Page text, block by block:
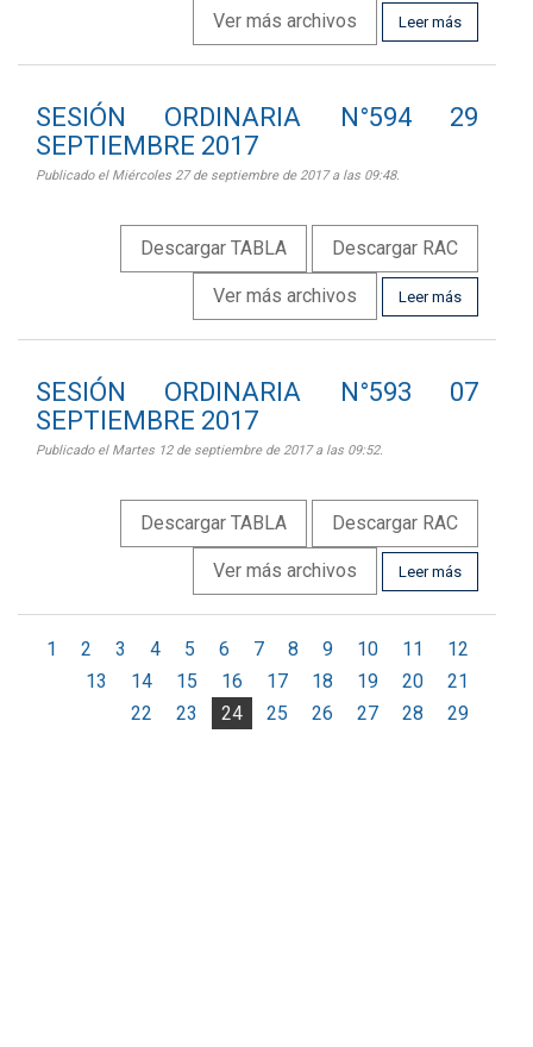
Ver más archivos Leer más
SESIÓN ORDINARIA N°594 29
SEPTIEMBRE 2017
Publicado el Miércoles 27 de septiembre de 2017 a las 09:48.
Descargar TABLA Descargar RAC
Ver más archivos Leer más
SESIÓN ORDINARIA N°593 07
SEPTIEMBRE 2017
Publicado el Martes 12 de septiembre de 2017 a las 09:52.
Descargar TABLA Descargar RAC
Ver más archivos Leer más
1 2 3 4 5 6 7 8 9 10 11
12
13
14 15 16 17 18 19 20
21
22
23 24 25 26 27 28 29